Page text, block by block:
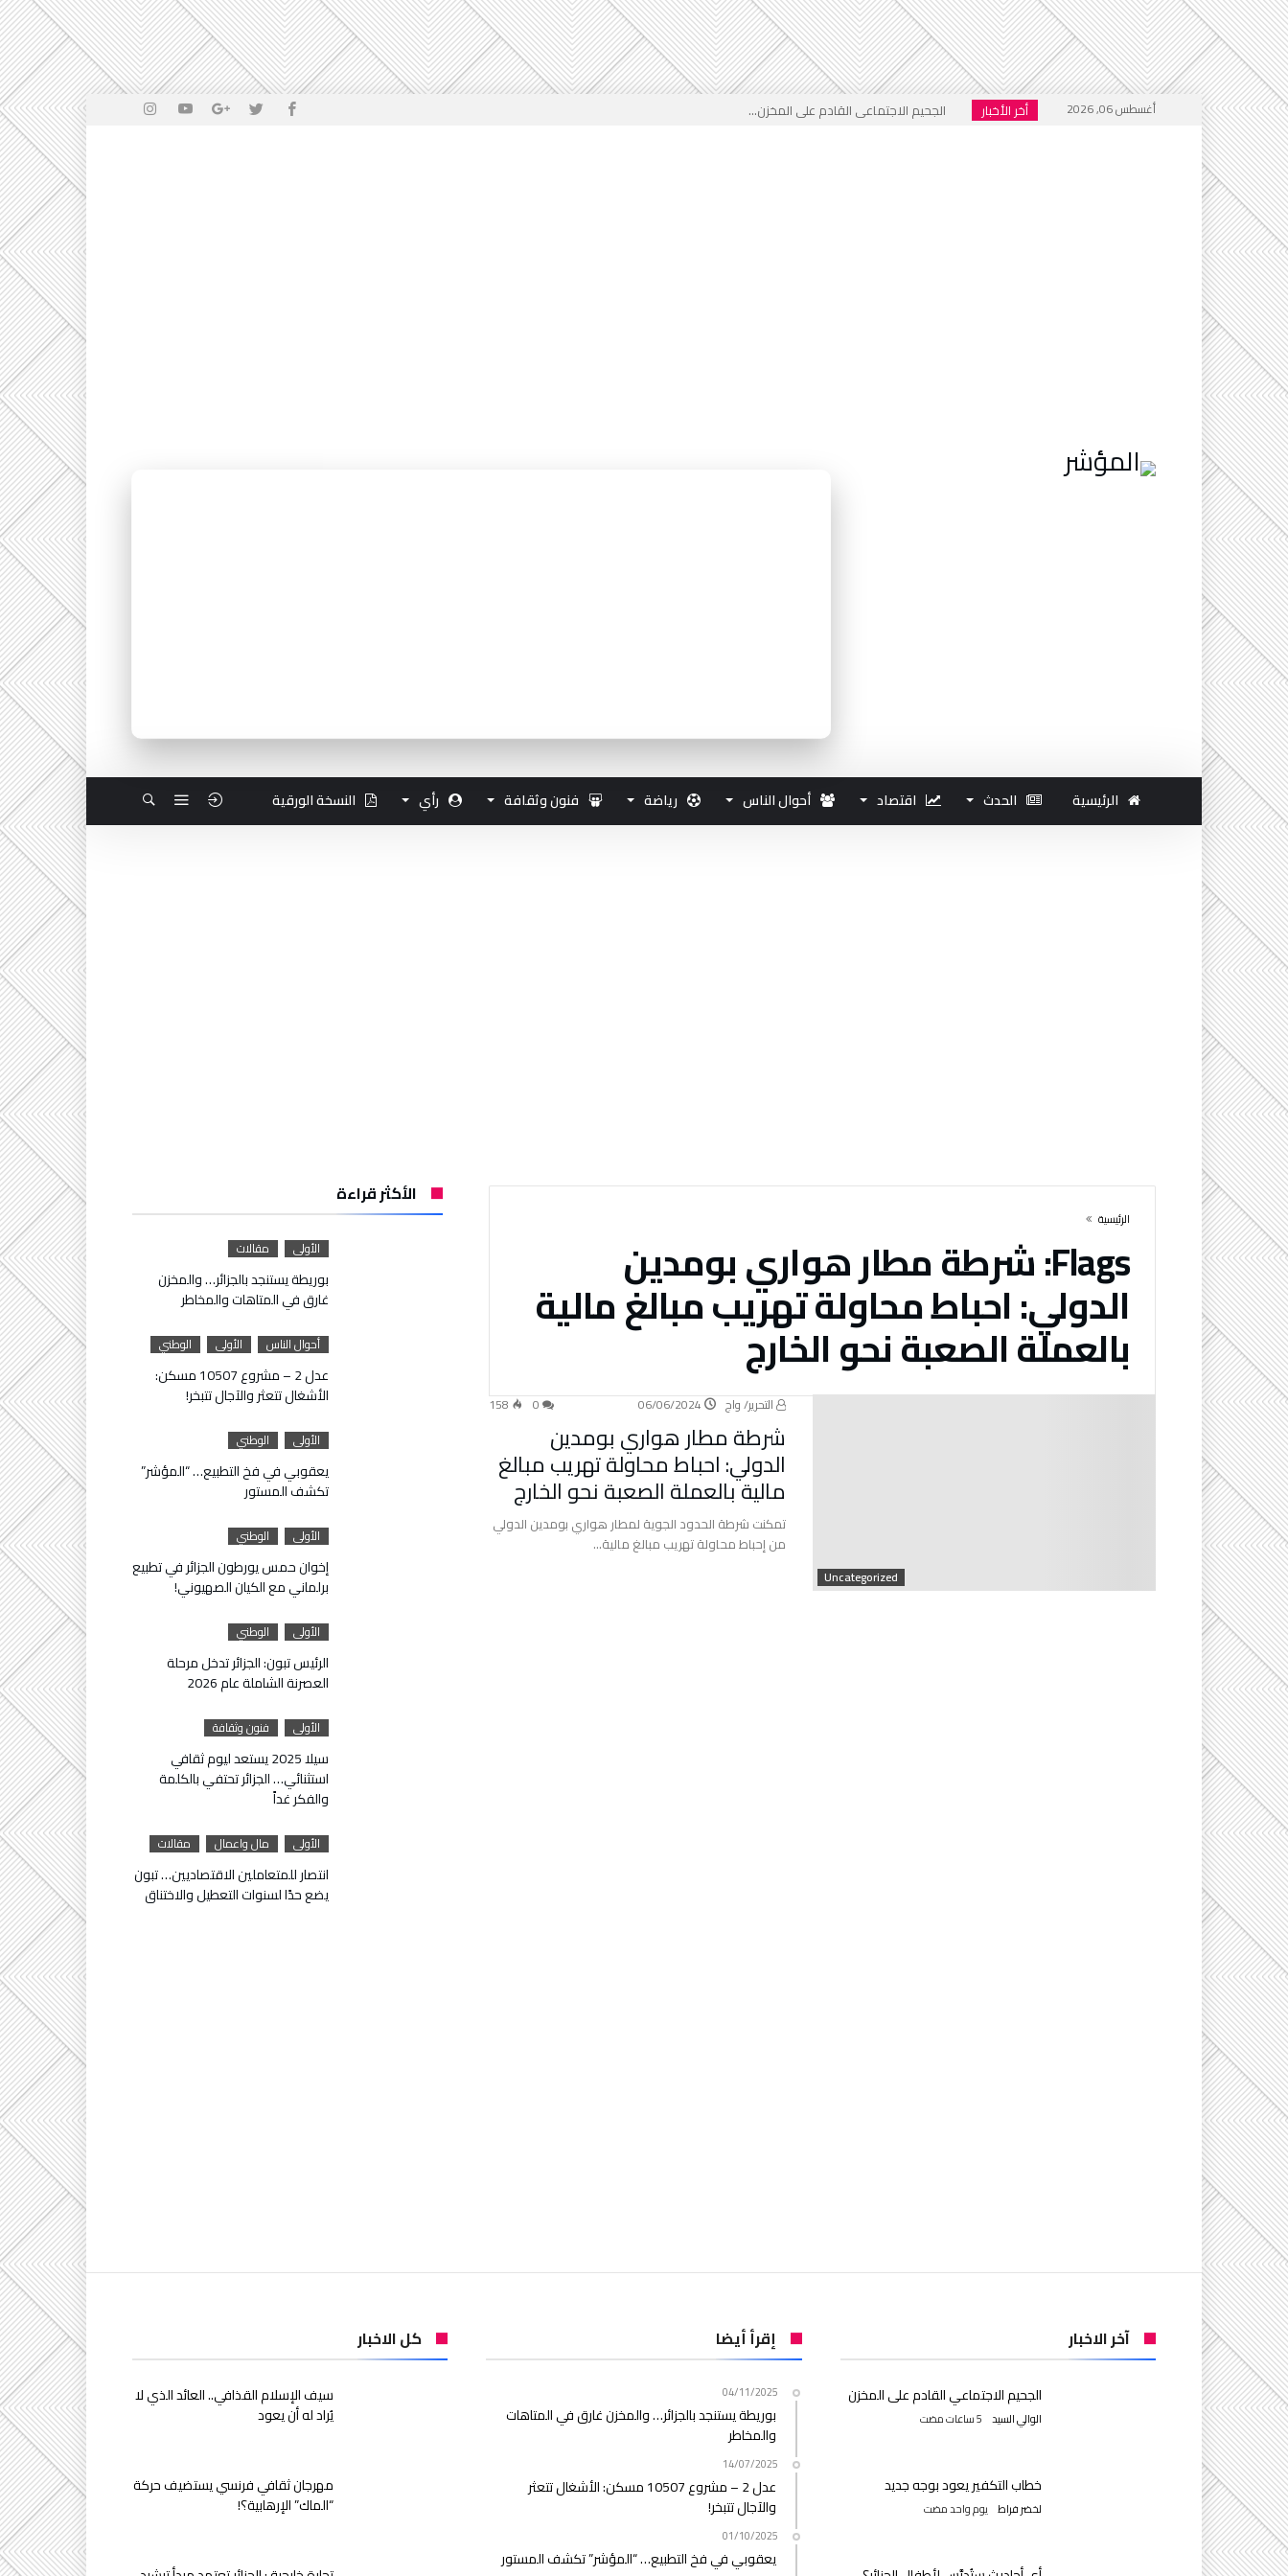
أغسطس 06, 2026 أخر الأخبار
الجحيم الاجتماعي القادم على المخزن...
الرئيسية الحدث اقتصاد أحوال الناس رياضة فنون وثقافة رأي النسخة الورقية
‫الرئيسية‬
Flags: شرطة مطار هواري بومدين
الدولي: احباط محاولة تهريب مبالغ مالية
بالعملة الصعبة نحو الخارج
Uncategorized
التحرير/ واج 06/06/2024
158
شرطة مطار هواري بومدين
الدولي: احباط محاولة تهريب مبالغ
مالية بالعملة الصعبة نحو الخارج
تمكنت شرطة الحدود الجوية لمطار هواري بومدين الدولي
من إحباط محاولة تهريب مبالغ مالية…
الأكثر قراءة
الأولى مقالات
بوريطة يستنجد بالجزائر… والمخزن
غارق في المتاهات والمخاطر
أحوال الناس الأولى الوطني
عدل 2 – مشروع 10507 مسكن:
الأشغال تتعثر والآجال تتبخر!
الأولى الوطني
يعقوبي في فخ التطبيع… “المؤشر”
تكشف المستور
الأولى الوطني
إخوان حمس يورطون الجزائر في تطبيع
برلماني مع الكيان الصهيوني!
الأولى الوطني
الرئيس تبون: الجزائر تدخل مرحلة
العصرنة الشاملة عام 2026
الأولى فنون وثقافة
سيلا 2025 يستعد ليوم ثقافي
استثنائي… الجزائر تحتفي بالكلمة
والفكر غداً
الأولى مال واعمال مقالات
انتصار للمتعاملين الاقتصاديين… تبون
يضع حدًا لسنوات التعطيل والاختناق
آخر الاخبار
الجحيم الاجتماعي القادم على المخزن
الوالي السيد
خطاب التكفير يعود بوجه جديد
لخضر فراط ‫‫‫‏‫يوم واحد مضت‬
إقرأ أيضا
04/11/2025
بوريطة يستنجد بالجزائر… والمخزن غارق في المتاهات
والمخاطر
14/07/2025
عدل 2 – مشروع 10507 مسكن: الأشغال تتعثر
والآجال تتبخر!
01/10/2025
يعقوبي في فخ التطبيع… “المؤشر” تكشف المستور
كل الاخبار
سيف الإسلام القذافي.. العائد الذي لا
يُراد له أن يعود
مهرجان ثقافي فرنسي يستضيف حركة
“الماك” الإرهابية؟!